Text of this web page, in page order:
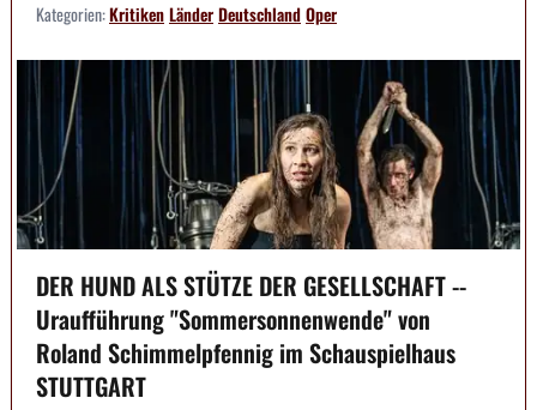
Kategorien:KritikenLänderDeutschlandOper
DER HUND ALS STÜTZE DER GESELLSCHAFT --
Uraufführung "Sommersonnenwende" von
Roland Schimmelpfennig im Schauspielhaus
STUTTGART